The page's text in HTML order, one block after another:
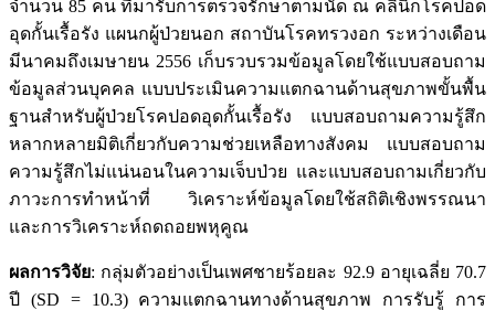
จำนวน 85 คน ที่มารับการตรวจรักษาตามนัด ณ คลินิกโรคปอด
อุดกั้นเรื้อรัง แผนกผู้ป่วยนอก สถาบันโรคทรวงอก ระหว่างเดือน
มีนาคมถึงเมษายน 2556 เก็บรวบรวมข้อมูลโดยใช้แบบสอบถาม
ข้อมูลส่วนบุคคล แบบประเมินความแตกฉานด้านสุขภาพขั้นพื้น
ฐานสำหรับผู้ป่วยโรคปอดอุดกั้นเรื้อรัง แบบสอบถามความรู้สึก
หลากหลายมิติเกี่ยวกับความช่วยเหลือทางสังคม แบบสอบถาม
ความรู้สึกไม่แน่นอนในความเจ็บป่วย และแบบสอบถามเกี่ยวกับ
ภาวะการทำหน้าที่ วิเคราะห์ข้อมูลโดยใช้สถิติเชิงพรรณนา
และการวิเคราะห์ถดถอยพหุคูณ
ผลการวิจัย: กลุ่มตัวอย่างเป็นเพศชายร้อยละ 92.9 อายุเฉลี่ย 70.7
ปี (SD = 10.3) ความแตกฉานทางด้านสุขภาพ การรับรู้ การ